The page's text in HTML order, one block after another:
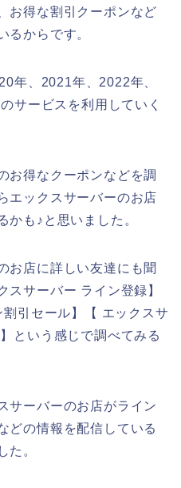
お得な割引クーポンなど
るからです。
年、2021年、2022年、
サービスを利用していく
お得なクーポンなどを調
エックスサーバーのお店
かも♪と思いました。
お店に詳しい友達にも聞
スサーバー ライン登録】
割引セール】【 エックスサ
という感じで調べてみる
サーバーのお店がライン
どの情報を配信している
た。